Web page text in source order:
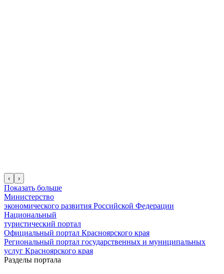
‹ ›
Показать больше
Министерство
экономического развития Российской Федерации
Национальный
туристический портал
Официальный портал Красноярского края
Региональный портал государственных и муниципальных
услуг Красноярского края
Разделы портала